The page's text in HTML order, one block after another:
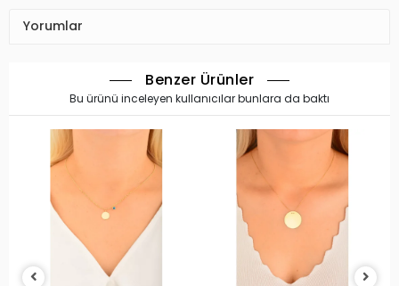
Yorumlar
Benzer Ürünler
Bu ürünü inceleyen kullanıcılar bunlara da baktı